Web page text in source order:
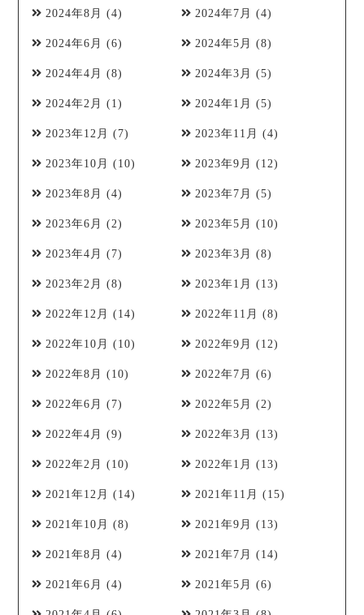
2024年8月 (4) 2024年7月 (4)
2024年6月 (6) 2024年5月 (8)
2024年4月 (8) 2024年3月 (5)
2024年2月 (1) 2024年1月 (5)
2023年12月 (7) 2023年11月 (4)
2023年10月 (10) 2023年9月 (12)
2023年8月 (4) 2023年7月 (5)
2023年6月 (2) 2023年5月 (10)
2023年4月 (7) 2023年3月 (8)
2023年2月 (8) 2023年1月 (13)
2022年12月 (14) 2022年11月 (8)
2022年10月 (10) 2022年9月 (12)
2022年8月 (10) 2022年7月 (6)
2022年6月 (7) 2022年5月 (2)
2022年4月 (9) 2022年3月 (13)
2022年2月 (10) 2022年1月 (13)
2021年12月 (14) 2021年11月 (15)
2021年10月 (8) 2021年9月 (13)
2021年8月 (4) 2021年7月 (14)
2021年6月 (4) 2021年5月 (6)